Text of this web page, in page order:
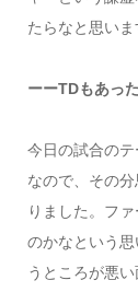
たらなと思いま
ーーTDもあっ
今日の試合の
なので、その
りました。フ
のかなという
うところが悪